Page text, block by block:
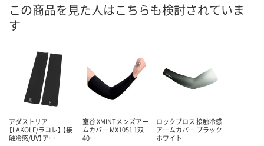
お届け日
数量
カゴへ カゴへ
この商品を見た人はこちらも検討されていま
す
アダストリア
【LAKOLE/ラコレ】 【接
触冷感/UV】ア…
室谷 XMINTメンズアー
ムカバー MX1051 1双
40…
ロックブロス 接触冷感
アームカバー ブラック
ホワイト